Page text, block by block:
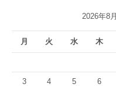
2026年8月
月 火 水 木
3 4 5 6